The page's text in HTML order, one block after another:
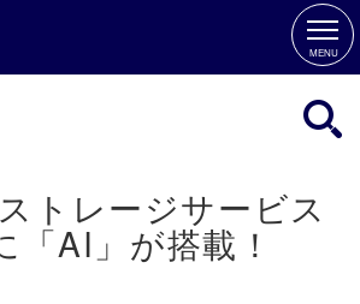
MENU
トレージサービス
「AI」が搭載！